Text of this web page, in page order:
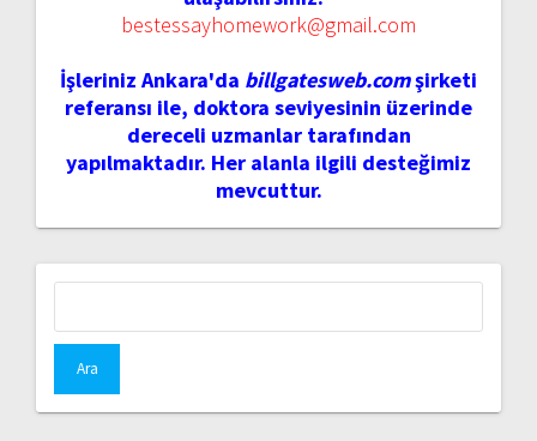
bestessayhomework@gmail.com
İşleriniz Ankara'da billgatesweb.comşirketi
referansı ile, doktora seviyesinin üzerinde
dereceli uzmanlar tarafından
yapılmaktadır. Her alanla ilgili desteğimiz
mevcuttur.